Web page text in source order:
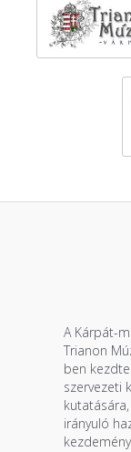
A Kárpát-
Trianon
ben
szervezeti
irányuló